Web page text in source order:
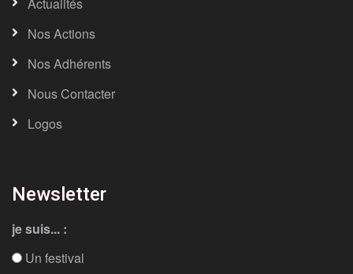
Nos Actions
Nos Adhérents
Nous Contacter
Logos
Newsletter
je suis... :
Un festival